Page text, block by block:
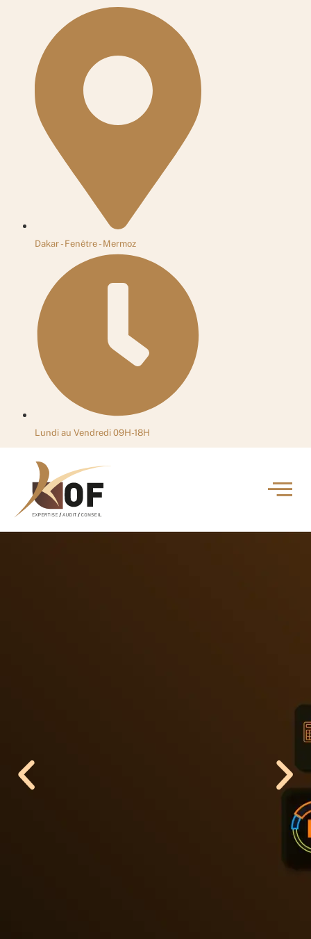
Dakar - Fenêtre - Mermoz
Lundi au Vendredi 09H-18H